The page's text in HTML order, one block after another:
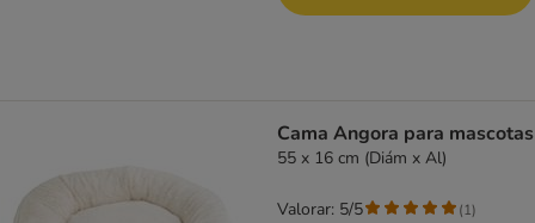
Cama Angora para mascotas
55 x 16 cm (Diám x Al)
Valorar: 5/5 (1)